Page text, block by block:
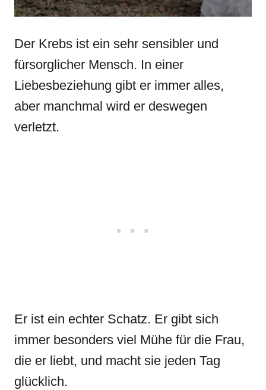
Der Krebs ist ein sehr sensibler und
fürsorglicher Mensch. In einer
Liebesbeziehung gibt er immer alles,
aber manchmal wird er deswegen
verletzt.
Er ist ein echter Schatz. Er gibt sich
immer besonders viel Mühe für die Frau,
die er liebt, und macht sie jeden Tag
glücklich.